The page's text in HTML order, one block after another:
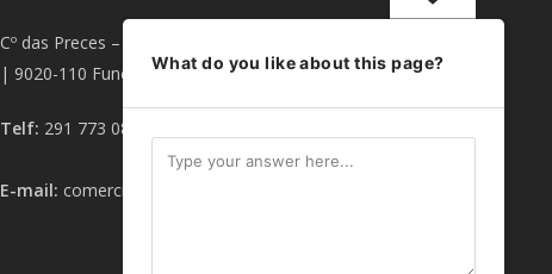
Cº das Preces – Armazéns Sta. Quitéria Fracção F
| 9020-110 Funchal
Telf: 291 773 088
E-mail: comercial.madeira@smartchoice.pt
What do you like about this page?